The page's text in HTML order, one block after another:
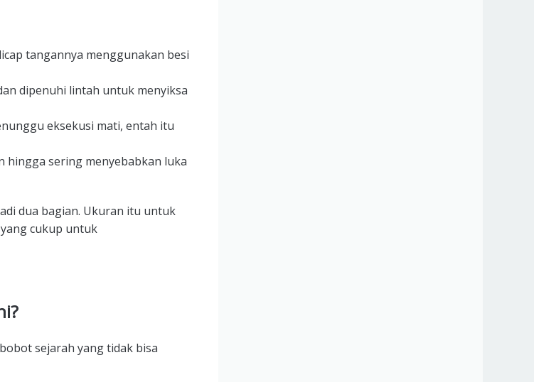
tangannya menggunakan besi
dipenuhi lintah untuk menyiksa
eksekusi mati, entah itu
hingga sering menyebabkan luka
dua bagian. Ukuran itu untuk
cukup untuk
sejarah yang tidak bisa